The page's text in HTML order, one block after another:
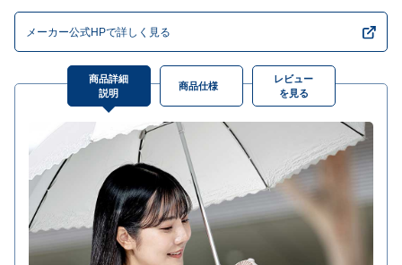
メーカー公式HPで詳しく見る
商品詳細
説明
商品仕様
レビュー
を見る